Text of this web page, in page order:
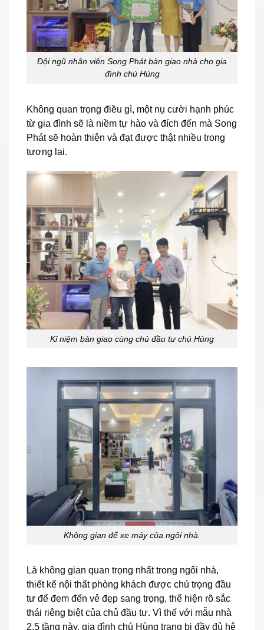
Đội ngũ nhân viên Song Phát bàn giao nhà cho gia
đình chú Hùng
Không quan trọng điều gì, một nụ cười hạnh phúc
từ gia đình sẽ là niềm tự hào và đích đến mà Song
Phát sẽ hoàn thiện và đạt được thật nhiều trong
tương lai.
Kỉ niệm bàn giao cùng chủ đầu tư chú Hùng
Không gian để xe máy của ngôi nhà.
Là không gian quan trọng nhất trong ngôi nhà,
thiết kế nội thất phòng khách được chú trọng đầu
tư để đem đến vẻ đẹp sang trọng, thể hiện rõ sắc
thái riêng biệt của chủ đầu tư. Vì thế với mẫu nhà
2.5 tầng này, gia đình chú Hùng trang bị đầy đủ hệ